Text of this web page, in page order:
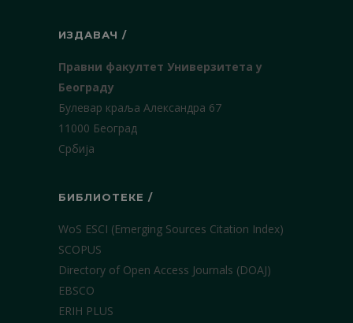
ИЗДАВАЧ /
Правни факултет Универзитета у
Београду
Булевар краља Александра 67
11000 Београд
Србија
БИБЛИОТЕКЕ /
WoS ESCI (Emerging Sources Citation Index)
SCOPUS
Directory of Open Access Journals (DOAJ)
EBSCO
ERIH PLUS